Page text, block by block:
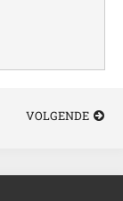
VOLGENDE